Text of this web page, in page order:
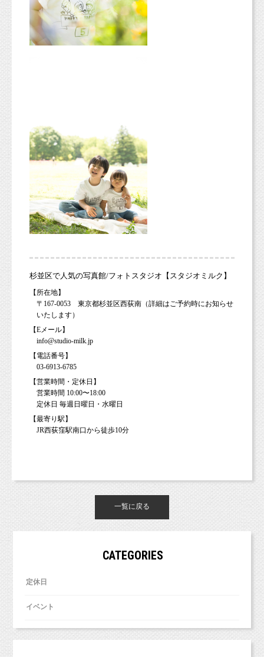
杉並区で人気の写真館/フォトスタジオ【スタジオミルク】
【所在地】
〒167-0053 東京都杉並区西荻南（詳細はご予約時にお知らせ
いたします）
【Eメール】
info@studio-milk.jp
【電話番号】
03-6913-6785
【営業時間・定休日】
営業時間 10:00〜18:00
定休日 毎週日曜日・水曜日
【最寄り駅】
JR西荻窪駅南口から徒歩10分
一覧に戻る
CATEGORIES
定休日
イベント